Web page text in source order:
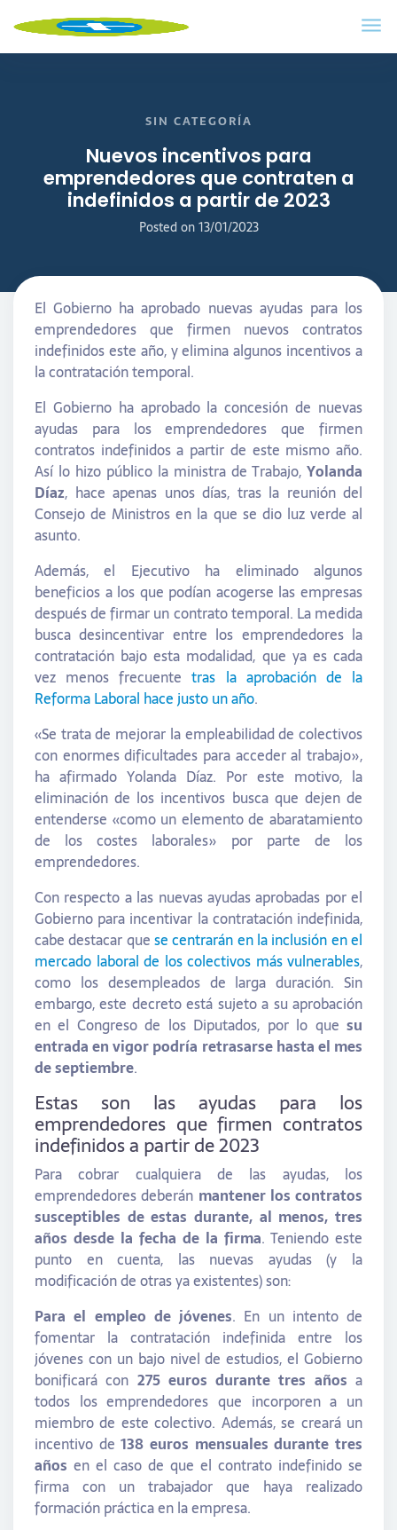
SIN CATEGORÍA
Nuevos incentivos para
emprendedores que contraten a
indefinidos a partir de 2023
Posted on13/01/2023
El Gobierno ha aprobado nuevas ayudas para los
emprendedores que firmen nuevos contratos
indefinidos este año, y elimina algunos incentivos a
la contratación temporal.
El Gobierno ha aprobado la concesión de nuevas
ayudas para los emprendedores que firmen
contratos indefinidos a partir de este mismo año.
Así lo hizo público la ministra de Trabajo, Yolanda
Díaz, hace apenas unos días, tras la reunión del
Consejo de Ministros en la que se dio luz verde al
asunto.
Además, el Ejecutivo ha eliminado algunos
beneficios a los que podían acogerse las empresas
después de firmar un contrato temporal. La medida
busca desincentivar entre los emprendedores la
contratación bajo esta modalidad, que ya es cada
vez menos frecuentetras la aprobación de la
Reforma Laboral hace justo un año.
«Se trata de mejorar la empleabilidad de colectivos
con enormes dificultades para acceder al trabajo»,
ha afirmado Yolanda Díaz. Por este motivo, la
eliminación de los incentivos busca que dejen de
entenderse «como un elemento de abaratamiento
de los costes laborales» por parte de los
emprendedores.
Con respecto a las nuevas ayudas aprobadas por el
Gobierno para incentivar la contratación indefinida,
cabe destacar quese centrarán en la inclusión en el
mercado laboral de los colectivos más vulnerables,
como los desempleados de larga duración. Sin
embargo, este decreto está sujeto a su aprobación
en el Congreso de los Diputados, por lo que su
entrada en vigor podría retrasarse hasta el mes
de septiembre.
Estas son las ayudas para los
emprendedores que firmen contratos
indefinidos a partir de 2023
Para cobrar cualquiera de las ayudas, los
emprendedores deberán mantener los contratos
susceptibles de estas durante, al menos, tres
años desde la fecha de la firma. Teniendo este
punto en cuenta, las nuevas ayudas (y la
modificación de otras ya existentes) son:
Para el empleo de jóvenes. En un intento de
fomentar la contratación indefinida entre los
jóvenes con un bajo nivel de estudios, el Gobierno
bonificará con 275 euros durante tres años a
todos los emprendedores que incorporen a un
miembro de este colectivo. Además, se creará un
incentivo de138 euros mensuales durante tres
años en el caso de que el contrato indefinido se
firma con un trabajador que haya realizado
formación práctica en la empresa.